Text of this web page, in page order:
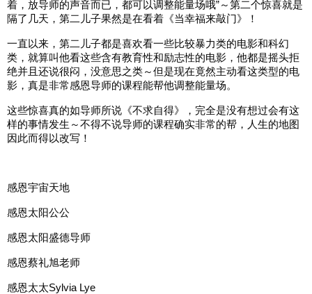
着，放导师的声音而已，都可以调整能量场哦”～第二个惊喜就是
隔了几天，第二儿子果然是在看着《当幸福来敲门》！
一直以来，第二儿子都是喜欢看一些比较暴力类的电影和科幻
类，就算叫他看这些含有教育性和励志性的电影，他都是摇头拒
绝并且还说很闷，没意思之类～但是现在竟然主动看这类型的电
影，真是非常感恩导师的课程能帮他调整能量场。
这些惊喜真的如导师所说《不求自得》，完全是没有想过会有这
样的事情发生～不得不说导师的课程确实非常的帮，人生的地图
因此而得以改写！
感恩宇宙天地
感恩太阳公公
感恩太阳盛德导师
感恩蔡礼旭老师
感恩太太Sylvia Lye